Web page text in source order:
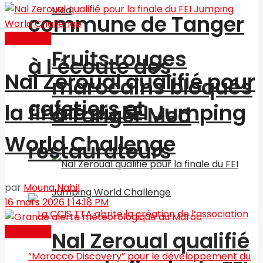
Fruits rouges
marocains bloqués
à Tanger Med
Nal Zeroual qualifié
commune de Tanger
à l’écoute des
cafetiers et
restaurateurs
Nal Zeroual qualifié pour
la finale du FEI Jumping
World Challenge
par Mouna Nabil
16 mars 2026 | 14:18 PM